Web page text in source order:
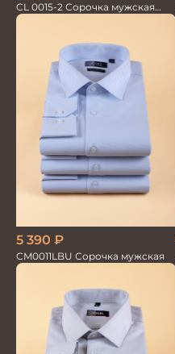
CL 0015-2 Сорочка мужская
короткий рукав
5 390 ₽
CM0011LBU Сорочка мужская